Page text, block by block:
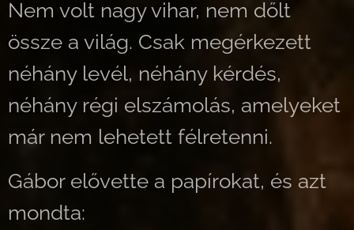
Nem volt nagy vihar, nem dőlt
össze a világ. Csak megérkezett
néhány levél, néhány kérdés,
néhány régi elszámolás, amelyeket
már nem lehetett félretenni.
Gábor elővette a papírokat, és azt
mondta: